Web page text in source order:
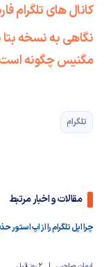
کانال های تلگرام
نگاهی به نسخه
مگنیس چگونه
تلگرام
مقالات و اخبار مرتبط
چرا اپل تلگرام را از اپ